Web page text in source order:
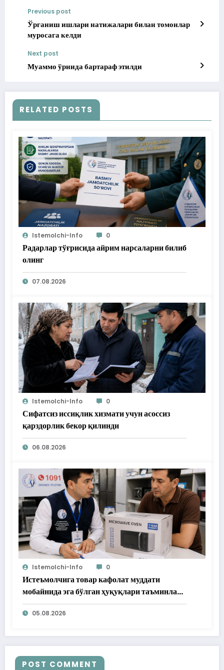
Previous post
Ўрганиш ишлари натижалари билан томонлар
муросага келди
Next post
Муаммо ўрнида бартараф этилди
RELATED POSTS
Istemolchi-Info 0
Радарлар тўғрисида айрим нарсаларни билиб
олинг
07.08.2026
Istemolchi-Info 0
Сифатсиз иссиқлик хизмати учун асоссиз
қарздорлик бекор қилинди
06.08.2026
Istemolchi-Info 0
Истеъмолчига товар кафолат муддати
мобайнида эга бўлган ҳуқуқлари таъминлаб
берилди
05.08.2026
POST COMMENT